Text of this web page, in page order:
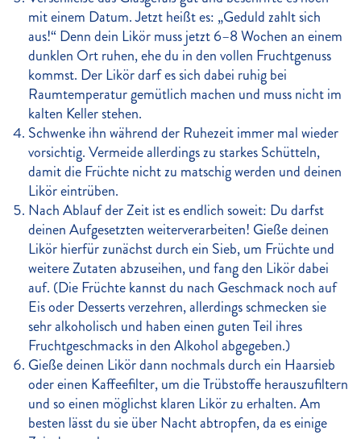
mit einem Datum. Jetzt heißt es: „Geduld zahlt sich
aus!“ Denn dein Likör muss jetzt 6–8 Wochen an einem
dunklen Ort ruhen, ehe du in den vollen Fruchtgenuss
kommst. Der Likör darf es sich dabei ruhig bei
Raumtemperatur gemütlich machen und muss nicht im
kalten Keller stehen.
Schwenke ihn während der Ruhezeit immer mal wieder
vorsichtig. Vermeide allerdings zu starkes Schütteln,
damit die Früchte nicht zu matschig werden und deinen
Likör eintrüben.
Nach Ablauf der Zeit ist es endlich soweit: Du darfst
deinen Aufgesetzten weiterverarbeiten! Gieße deinen
Likör hierfür zunächst durch ein Sieb, um Früchte und
weitere Zutaten abzuseihen, und fang den Likör dabei
auf. (Die Früchte kannst du nach Geschmack noch auf
Eis oder Desserts verzehren, allerdings schmecken sie
sehr alkoholisch und haben einen guten Teil ihres
Fruchtgeschmacks in den Alkohol abgegeben.)
Gieße deinen Likör dann nochmals durch ein Haarsieb
oder einen Kaffeefilter, um die Trübstoffe herauszufiltern
und so einen möglichst klaren Likör zu erhalten. Am
besten lässt du sie über Nacht abtropfen, da es einige